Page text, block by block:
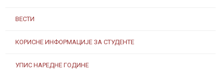
ВЕСТИ
КОРИСНЕ ИНФОРМАЦИЈЕ ЗА СТУДЕНТЕ
УПИС НАРЕДНЕ ГОДИНЕ